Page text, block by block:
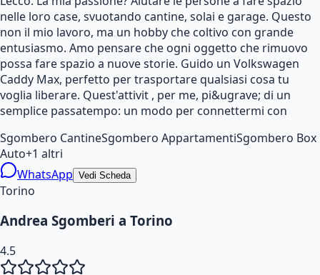
nelle loro case, svuotando cantine, solai e garage. Questo
non il mio lavoro, ma un hobby che coltivo con grande
entusiasmo. Amo pensare che ogni oggetto che rimuovo
possa fare spazio a nuove storie. Guido un Volkswagen
Caddy Max, perfetto per trasportare qualsiasi cosa tu
voglia liberare. Quest'attivit , per me, pi&ugrave; di un
semplice passatempo: un modo per connettermi con
Sgombero CantineSgombero AppartamentiSgombero Box
Auto+1 altri
WhatsApp Vedi Scheda
Torino
Andrea Sgomberi a Torino
4.5